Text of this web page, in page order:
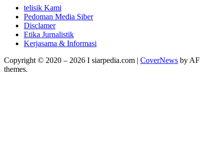
telisik Kami
Pedoman Media Siber
Disclamer
Etika Jurnalistik
Kerjasama & Informasi
Copyright © 2020 – 2026 I siarpedia.com | CoverNews by AF
themes.